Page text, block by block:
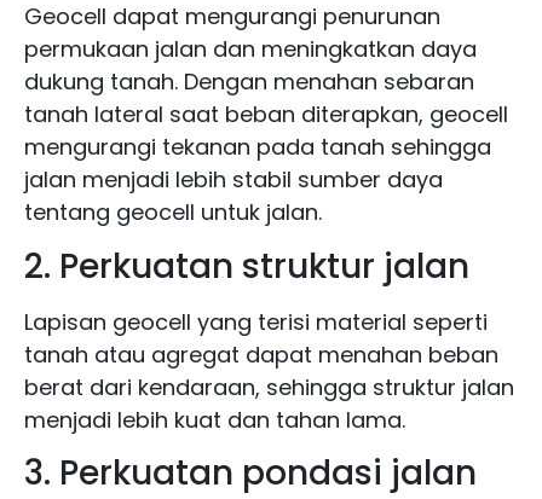
Geocell dapat mengurangi penurunan
permukaan jalan dan meningkatkan daya
dukung tanah. Dengan menahan sebaran
tanah lateral saat beban diterapkan, geocell
mengurangi tekanan pada tanah sehingga
jalan menjadi lebih stabil sumber daya
tentang geocell untuk jalan.
2. Perkuatan struktur jalan
Lapisan geocell yang terisi material seperti
tanah atau agregat dapat menahan beban
berat dari kendaraan, sehingga struktur jalan
menjadi lebih kuat dan tahan lama.
3. Perkuatan pondasi jalan